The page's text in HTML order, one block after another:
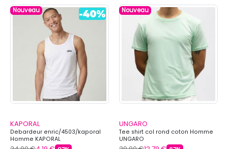
Nouveau
KAPORAL
Debardeur enric/4503/kaporal
Homme KAPORAL
Nouveau
UNGARO
Tee shirt col rond coton Homme
UNGARO